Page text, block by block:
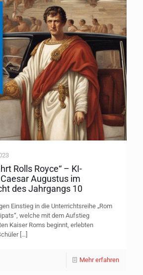
Rolls Royce“ – KI-
Augustus im
des Jahrgangs 10
Einstieg in die Unterrichtsreihe „Rom
welche mit dem Aufstieg
Kaiser Roms beginnt, erlebten
[…]
Mehr erfahren